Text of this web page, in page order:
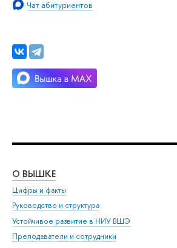
Чат абитуриентов
О ВЫШКЕ
Цифры и факты
Руководство и структура
Устойчивое развитие в НИУ ВШЭ
Преподаватели и сотрудники